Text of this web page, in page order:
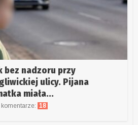
bez nadzoru przy
ulicy. Pijana
miała...
komentarze: 18